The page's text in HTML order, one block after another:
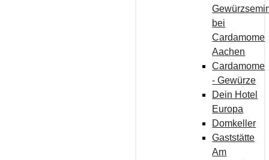
bei
Cardamome
Aachen
Cardamome
- Gewürze
Dein Hotel
Europa
Domkeller
Gaststätte
Am